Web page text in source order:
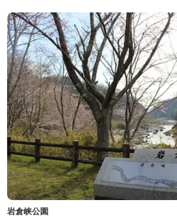
岩倉峡公園